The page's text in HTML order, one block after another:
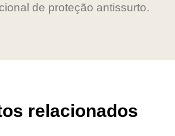
de proteção antissurto.
relacionados